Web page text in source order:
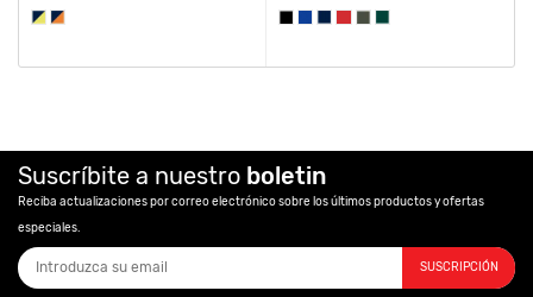
Suscríbite a nuestro boletin
Reciba actualizaciones por correo electrónico sobre los últimos productos y ofertas
especiales.
SUSCRIPCIÓN